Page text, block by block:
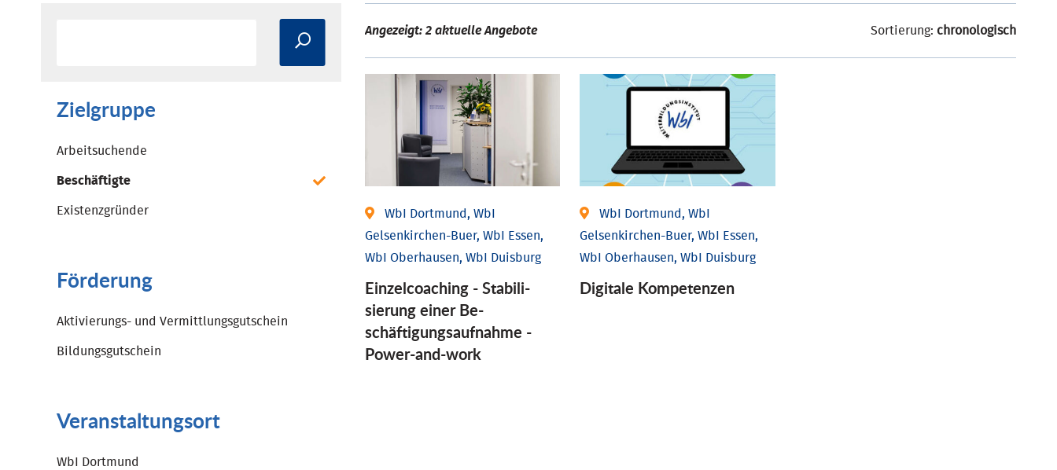
Zielgruppe
Arbeitsuchende
Beschäftigte
Existenzgründer
Förderung
Aktivierungs- und Vermittlungsgutschein
Bildungsgutschein
Veranstaltungsort
WbI Dortmund
Angezeigt: 2 aktuelle Angebote Sortierung: chronologisch
WbI Dortmund, WbI
Gelsenkirchen-Buer, WbI Essen,
WbI Oberhausen, WbI Duisburg
Einzel­coaching - Stabili­
sierung einer Be­
schäftigungs­aufnahme -
Power-and-work
WbI Dortmund, WbI
Gelsenkirchen-Buer, WbI Essen,
WbI Oberhausen, WbI Duisburg
Digitale Kompetenzen